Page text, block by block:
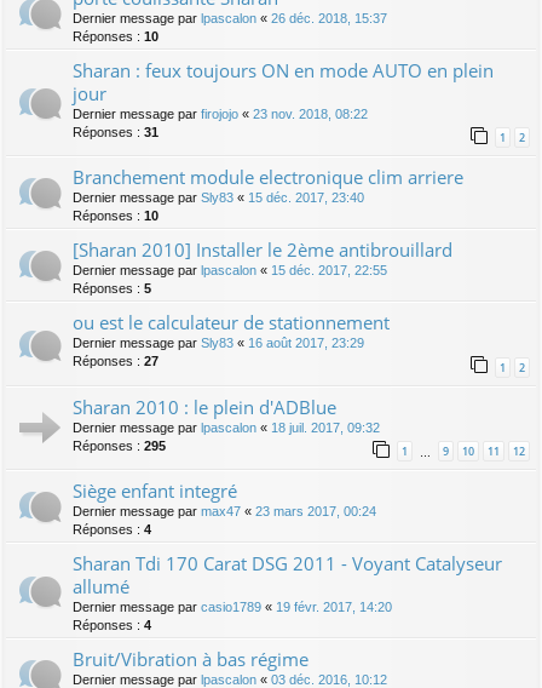
Dernier message par lpascalon « 26 déc. 2018, 15:37
Réponses : 10
Sharan : feux toujours ON en mode AUTO en plein
jour
Dernier message par firojojo « 23 nov. 2018, 08:22
Réponses : 31 1 2
Branchement module electronique clim arriere
Dernier message par Sly83 « 15 déc. 2017, 23:40
Réponses : 10
[Sharan 2010] Installer le 2ème antibrouillard
Dernier message par lpascalon « 15 déc. 2017, 22:55
Réponses : 5
ou est le calculateur de stationnement
Dernier message par Sly83 « 16 août 2017, 23:29
Réponses : 27 1 2
Sharan 2010 : le plein d'ADBlue
Dernier message par lpascalon « 18 juil. 2017, 09:32
Réponses : 295 1 9 10 11 12
Siège enfant integré
Dernier message par max47 « 23 mars 2017, 00:24
Réponses : 4
Sharan Tdi 170 Carat DSG 2011 - Voyant Catalyseur
allumé
Dernier message par casio1789 « 19 févr. 2017, 14:20
Réponses : 4
Bruit/Vibration à bas régime
Dernier message par lpascalon « 03 déc. 2016, 10:12